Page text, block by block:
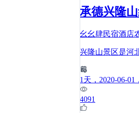
承德兴隆
幺幺肆民宿酒店
兴隆山景区是河
1 天 ，2020-06-01
4091